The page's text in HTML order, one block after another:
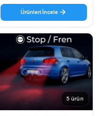
Ürünleri İncele
5 ürün